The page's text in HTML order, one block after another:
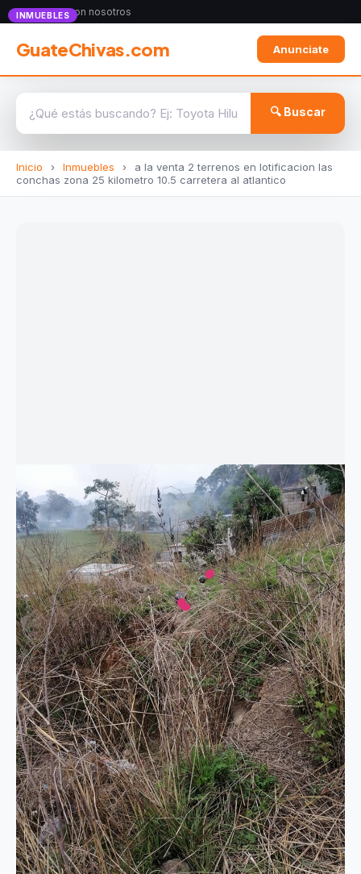
Anunciate con nosotros
GuateChivas.com Anunciate
🔍 Buscar
Inicio › Inmuebles ›
a la venta 2 terrenos en lotificacion las
conchas zona 25 kilometro 10.5 carretera al atlantico
INMUEBLES